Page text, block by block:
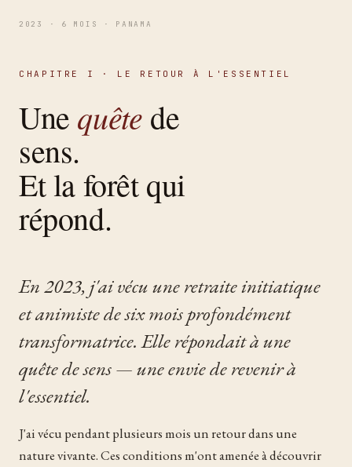
2023 · 6 MOIS · PANAMA
CHAPITRE I · LE RETOUR À L'ESSENTIEL
Une quête de
sens.
Et la forêt qui
répond.
En 2023, j'ai vécu une retraite initiatique
et animiste de six mois profondément
transformatrice. Elle répondait à une
quête de sens — une envie de revenir à
l'essentiel.
J'ai vécu pendant plusieurs mois un retour dans une
nature vivante. Ces conditions m'ont amenée à découvrir